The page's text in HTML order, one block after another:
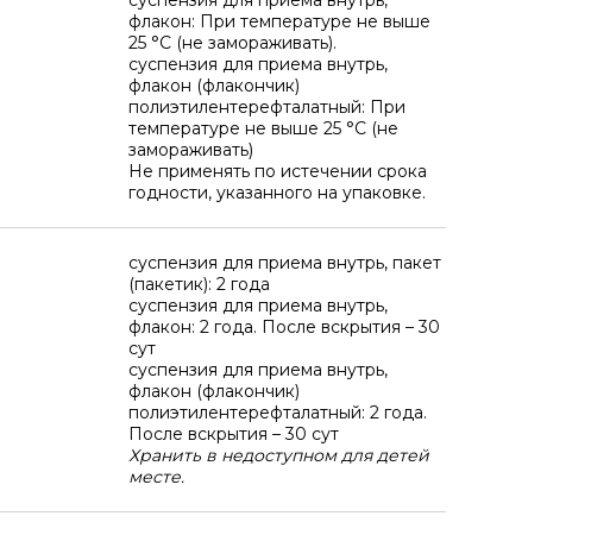
флакон: При температуре не выше
25 °C (не замораживать).
суспензия для приема внутрь,
флакон (флакончик)
полиэтилентерефталатный: При
температуре не выше 25 °C (не
замораживать)
Не применять по истечении срока
годности, указанного на упаковке.
суспензия для приема внутрь, пакет
(пакетик): 2 года
суспензия для приема внутрь,
флакон: 2 года. После вскрытия – 30
сут
суспензия для приема внутрь,
флакон (флакончик)
полиэтилентерефталатный: 2 года.
После вскрытия – 30 сут
Хранить в недоступном для детей
месте.